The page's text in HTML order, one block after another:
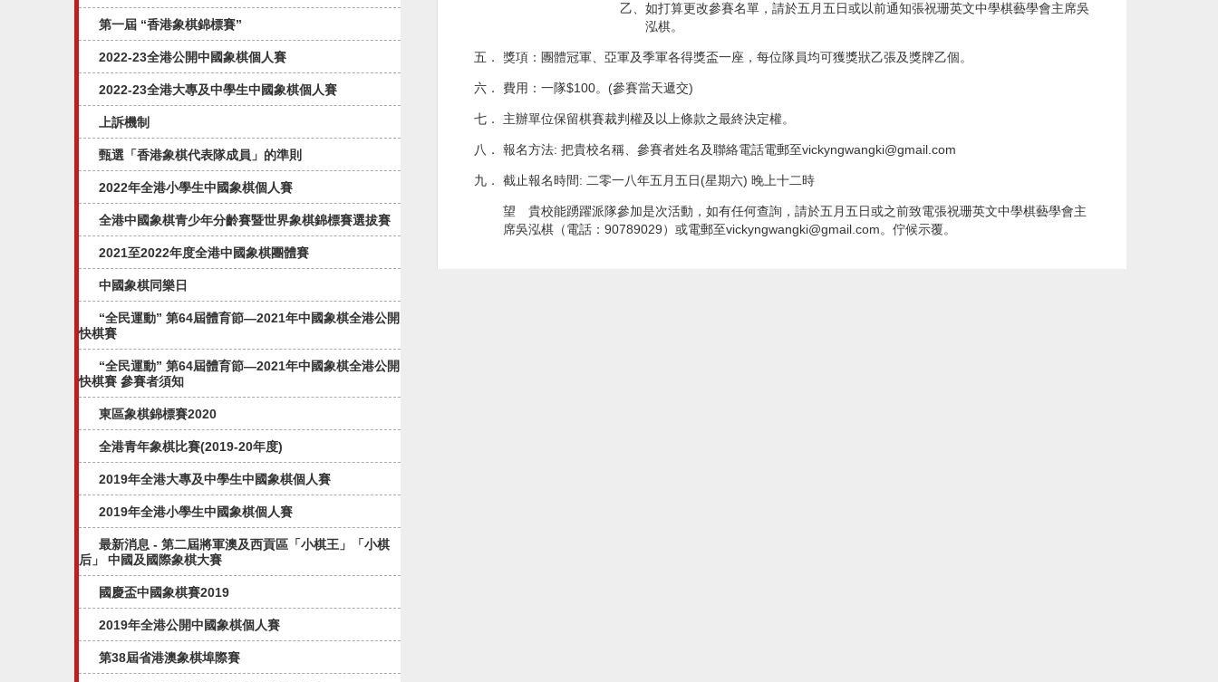
第一屆 “香港象棋錦標賽”
2022-23全港公開中國象棋個人賽
2022-23全港大專及中學生中國象棋個人賽
上訴機制
甄選「香港象棋代表隊成員」的準則
2022年全港小學生中國象棋個人賽
全港中國象棋青少年分齡賽暨世界象棋錦標賽選拔賽
2021至2022年度全港中國象棋團體賽
中國象棋同樂日
“全民運動” 第64屆體育節—2021年中國象棋全港公開
快棋賽
“全民運動” 第64屆體育節—2021年中國象棋全港公開
快棋賽 參賽者須知
東區象棋錦標賽2020
全港青年象棋比賽(2019-20年度)
2019年全港大專及中學生中國象棋個人賽
2019年全港小學生中國象棋個人賽
最新消息 - 第二屆將軍澳及西貢區「小棋王」「小棋
后」 中國及國際象棋大賽
國慶盃中國象棋賽2019
2019年全港公開中國象棋個人賽
第38屆省港澳象棋埠際賽
乙、 如打算更改參賽名單，請於五月五日或以前通知張祝珊英文中學棋藝學會主席吳
泓棋。
五． 獎項：團體冠軍、亞軍及季軍各得獎盃一座，每位隊員均可獲獎狀乙張及獎牌乙個。
六． 費用：一隊$100。 (參賽當天遞交)
七． 主辦單位保留棋賽裁判權及以上條款之最終決定權。
八． 報名方法: 把貴校名稱、 參賽者姓名及聯絡電話電郵至vickyngwangki@gmail.com
九． 截止報名時間: 二零一八年五月五日(星期六) 晚上十二時
望 貴校能踴躍派隊參加是次活動，如有任何查詢，請於五月五日或之前致電張祝珊英文中學棋藝學會主
席吳泓棋（電話： 90789029）或電郵至vickyngwangki@gmail.com。佇候示覆。